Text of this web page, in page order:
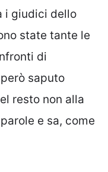
i giudici dello
state tante le
di
saputo
resto non alla
e sa, come